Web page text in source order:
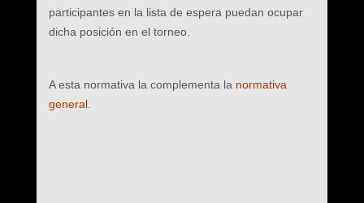
participantes en la lista de espera puedan ocupar
dicha posición en el torneo.
A esta normativa la complementa la normativa
general.